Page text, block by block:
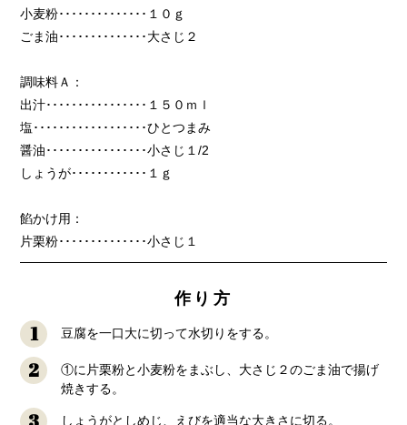
小麦粉･･････････････ １０ｇ
ごま油･･････････････大さじ２
調味料Ａ：
出汁････････････････ １５０ｍｌ
塩･･････････････････ひとつまみ
醤油････････････････小さじ１/2
しょうが････････････ １ｇ
餡かけ用：
片栗粉･･････････････小さじ１
作り方
1 豆腐を一口大に切って水切りをする。
2
①に片栗粉と小麦粉をまぶし、大さじ２のごま油で揚げ
焼きする。
しょうがとしめじ、えびを適当な大きさに切る。